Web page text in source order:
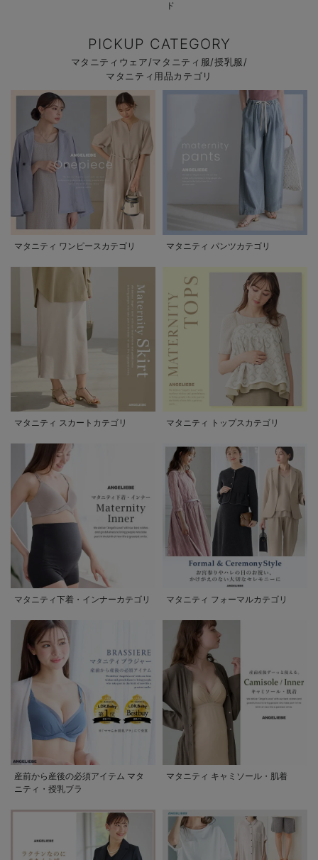
ド
PICKUP CATEGORY
マタニティウェア/マタニティ服/授乳服/
マタニティ用品カテゴリ
マタニティ ワンピースカテゴリ マタニティ パンツカテゴリ
マタニティ スカートカテゴリ マタニティ トップスカテゴリ
マタニティ下着・インナーカテゴリ マタニティ フォーマルカテゴリ
産前から産後の必須アイテム マタ
ニティ・授乳ブラ
マタニティ キャミソール・肌着